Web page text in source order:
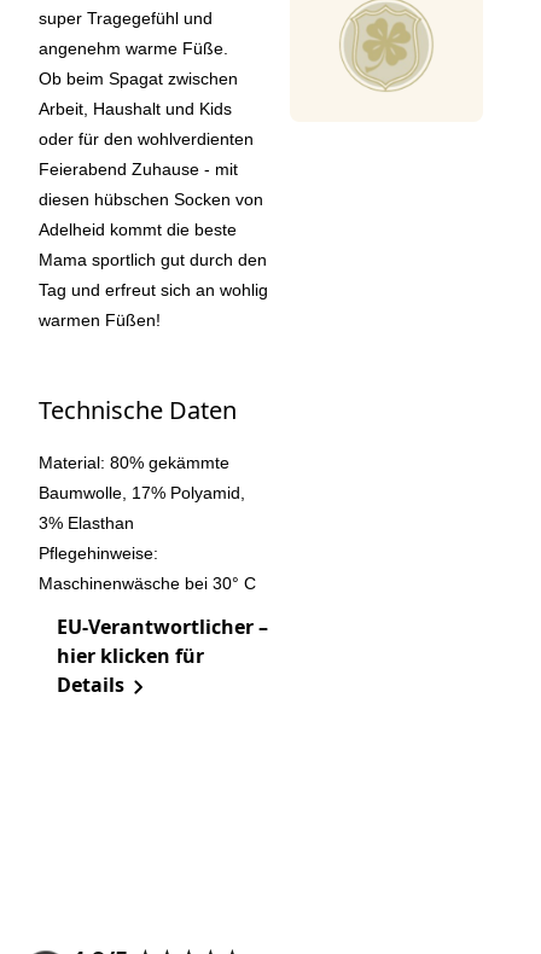
super Tragegefühl und
angenehm warme Füße.
Ob beim Spagat zwischen
Arbeit, Haushalt und Kids
oder für den wohlverdienten
Feierabend Zuhause - mit
diesen hübschen Socken von
Adelheid kommt die beste
Mama sportlich gut durch den
Tag und erfreut sich an wohlig
warmen Füßen!
Technische Daten
Material: 80% gekämmte
Baumwolle, 17% Polyamid,
3% Elasthan
Pflegehinweise:
Maschinenwäsche bei 30° C
EU-Verantwortlicher –
hier klicken für
Details